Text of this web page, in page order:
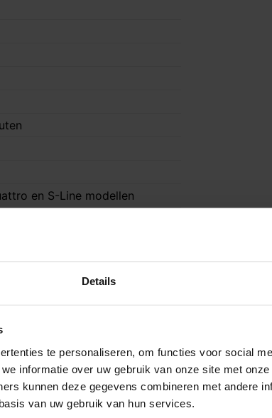
Details
te personaliseren, om functies voor social
informatie over uw gebruik van onze site met
kunnen deze gegevens combineren met andere
van uw gebruik van hun services.
en S-Line modellen
module
connectoren
Bekijk product